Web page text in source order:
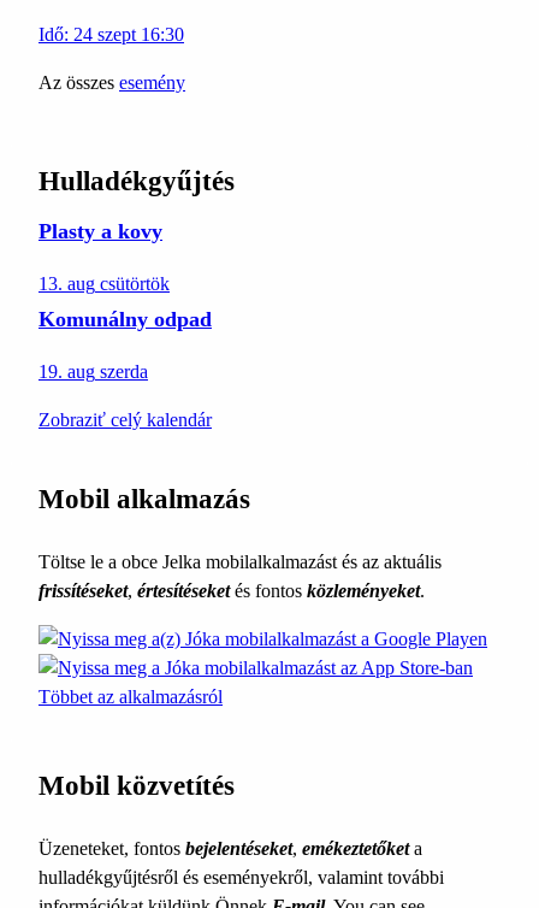
Idő: 24 szept 16:30
Az összes esemény
Hulladékgyűjtés
Plasty a kovy
13. aug csütörtök
Komunálny odpad
19. aug szerda
Zobraziť celý kalendár
Mobil alkalmazás
Töltse le a obce Jelka mobilalkalmazást és az aktuális
frissítéseket, értesítéseketés fontos közleményeket.
Többet az alkalmazásról
Mobil közvetítés
Üzeneteket, fontos bejelentéseket, emékeztetőketa
hulladékgyűjtésről és eseményekről, valamint további